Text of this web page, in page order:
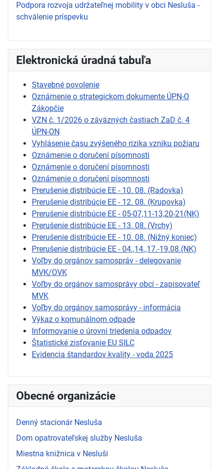
Podpora rozvoja udržateľnej mobility v obci Nesluša -
schválenie príspevku
Elektronická úradná tabuľa
Stavebné povolenie
Oznámenie o strategickom dokumente ÚPN-O
Zákopčie
VZN č. 1/2026 o záväzných častiach ZaD č. 4
ÚPN-ON
Vyhlásenie času zvýšeného rizika vzniku požiaru
Oznámenie o doručení písomnosti
Oznámenie o doručení písomnosti
Oznámenie o doručení písomnosti
Prerušenie distribúcie EE - 10. 08. (Radovka)
Prerušenie distribúcie EE - 12. 08. (Krupovka)
Prerušenie distribúcie EE - 05-07,11-13,20-21(NK)
Prerušenie distribúcie EE - 13. 08. (Vrchy)
Prerušenie distribúcie EE - 10. 08. (Nižný koniec)
Prerušenie distribúcie EE - 04.,14.,17.-19.08.(NK)
Voľby do orgánov samospráv - delegovanie
MVK/OVK
Voľby do orgánov samosprávy obcí - zapisovateľ
MVK
Voľby do orgánov samosprávy - informácia
Výkaz o komunálnom odpade
Informovanie o úrovni triedenia odpadov
Štatistické zisťovanie EU SILC
Evidencia štandardov kvality - voda 2025
Obecné organizácie
Denný stacionár Nesluša
Dom opatrovateľskej služby Nesluša
Miestna knižnica v Nesluši